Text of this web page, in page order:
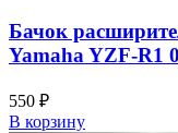
Бачок
Yamaha YZF-R1
550 ₽
В корзину